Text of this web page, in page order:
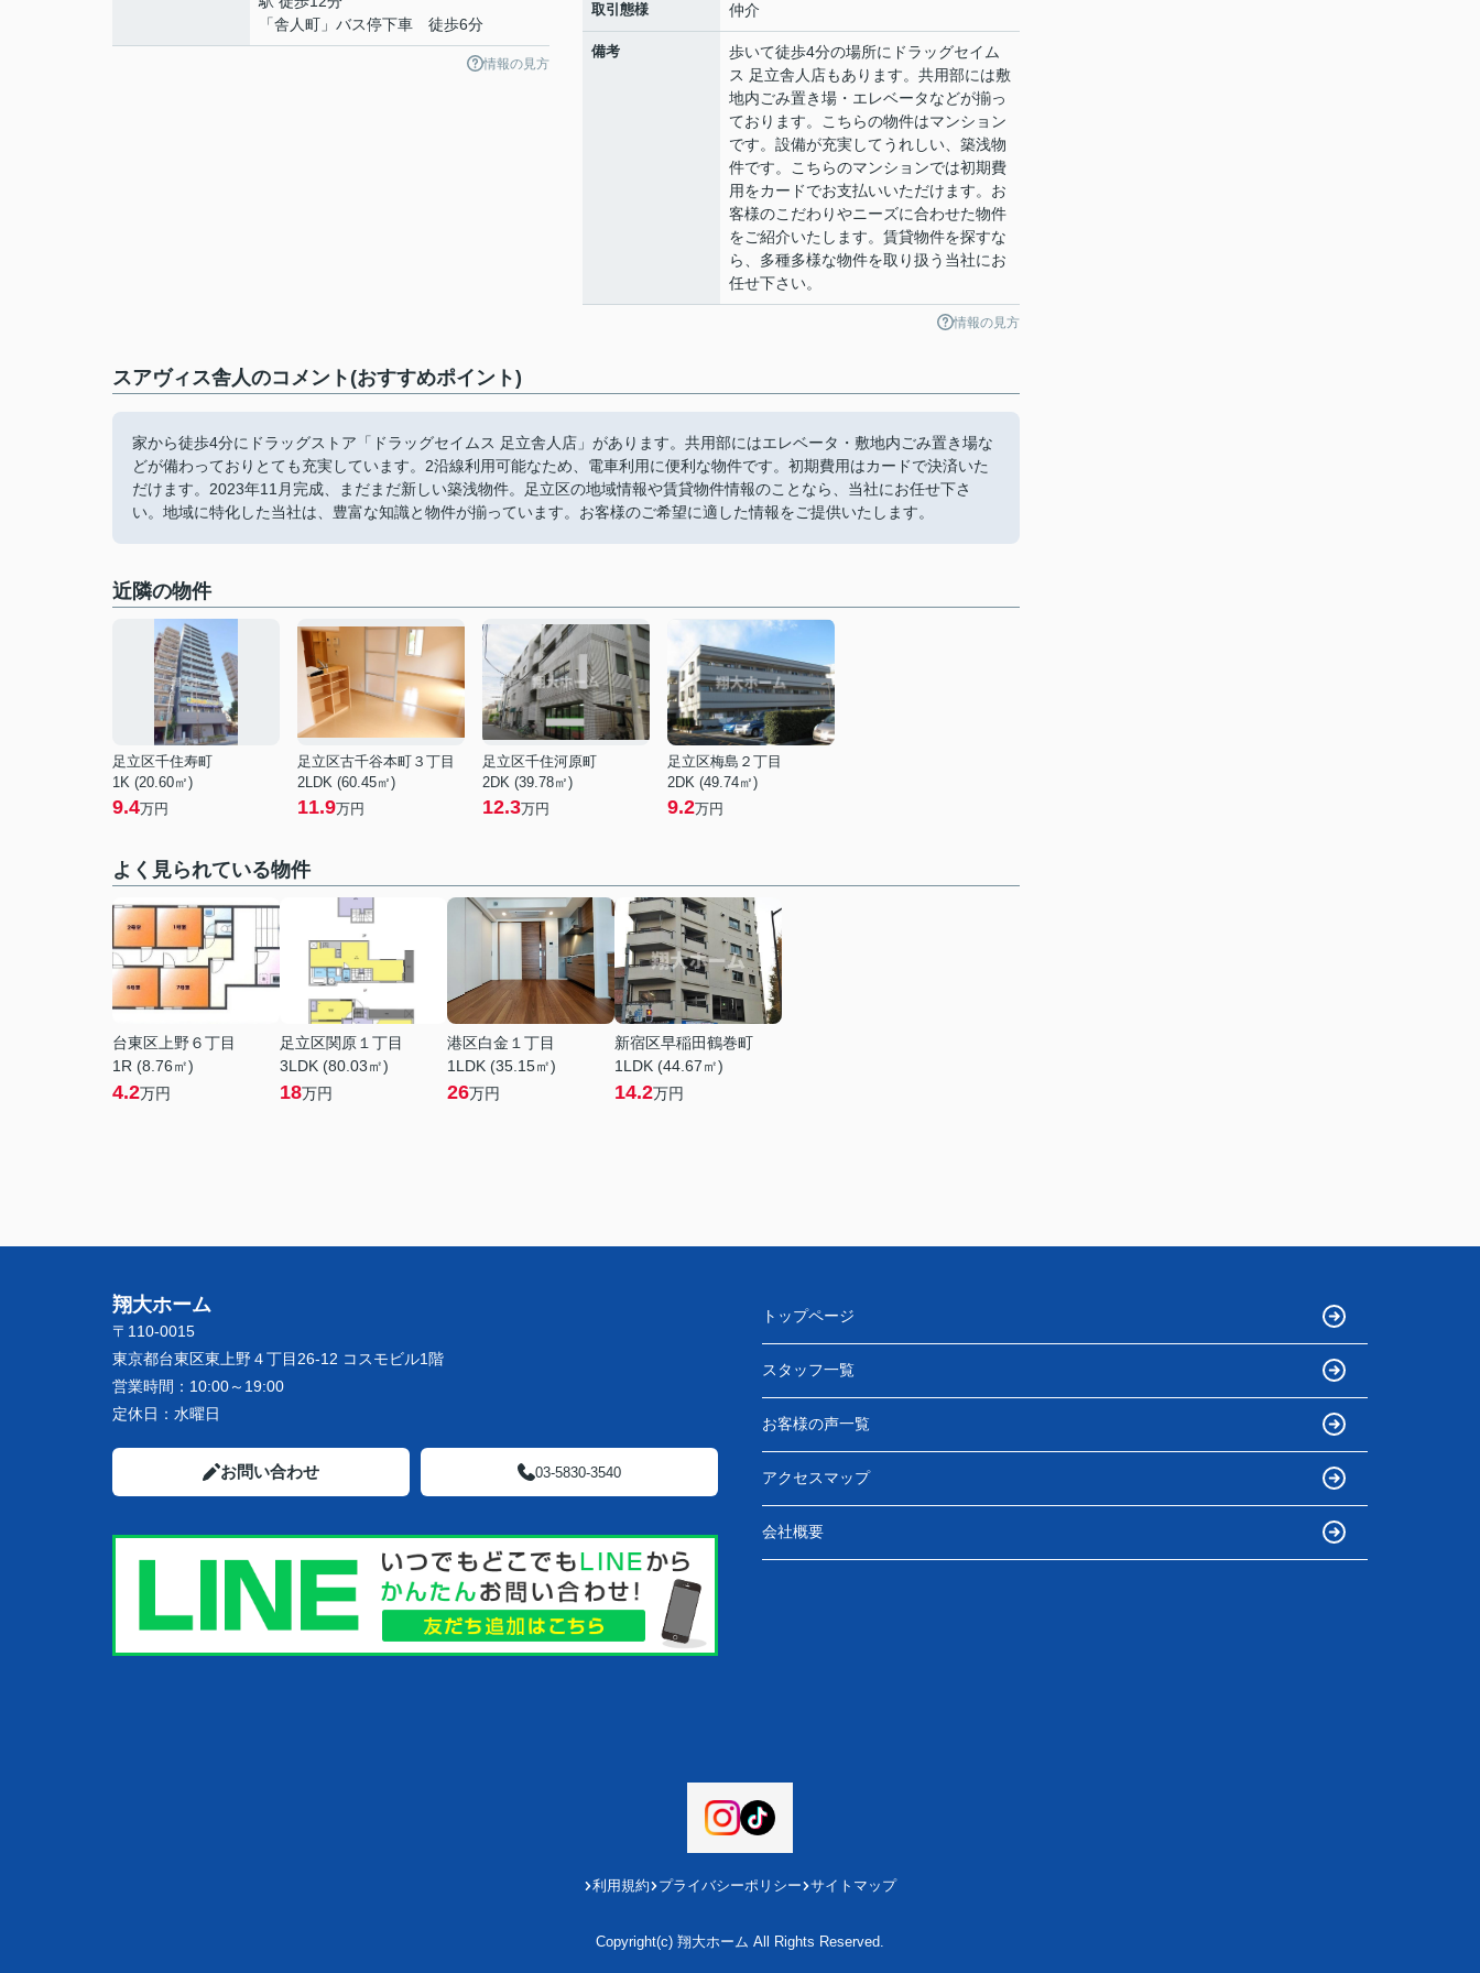
「舎人町」バス停下車 徒歩6分
情報の見方
取引態様 仲介
備考
歩いて徒歩4分の場所にドラッグセイム
ス 足立舎人店もあります。共用部には敷
地内ごみ置き場・エレベータなどが揃っ
ております。こちらの物件はマンション
です。設備が充実してうれしい、築浅物
件です。こちらのマンションでは初期費
用をカードでお支払いいただけます。お
客様のこだわりやニーズに合わせた物件
をご紹介いたします。賃貸物件を探すな
ら、多種多様な物件を取り扱う当社にお
任せ下さい。
情報の見方
スアヴィス舎人のコメント(おすすめポイント)
家から徒歩4分にドラッグストア「ドラッグセイムス 足立舎人店」があります。共用部にはエレベータ・敷地内ごみ置き場な
どが備わっておりとても充実しています。2沿線利用可能なため、電車利用に便利な物件です。初期費用はカードで決済いた
だけます。2023年11月完成、まだまだ新しい築浅物件。足立区の地域情報や賃貸物件情報のことなら、当社にお任せ下さ
い。地域に特化した当社は、豊富な知識と物件が揃っています。お客様のご希望に適した情報をご提供いたします。
近隣の物件
足立区千住寿町
1K (20.60㎡)
9.4万円
足立区古千谷本町３丁目
2LDK (60.45㎡)
11.9万円
足立区千住河原町
2DK (39.78㎡)
12.3万円
足立区梅島２丁目
2DK (49.74㎡)
9.2万円
よく見られている物件
台東区上野６丁目
1R (8.76㎡)
4.2万円
足立区関原１丁目
3LDK (80.03㎡)
18万円
港区白金１丁目
1LDK (35.15㎡)
26万円
新宿区早稲田鶴巻町
1LDK (44.67㎡)
14.2万円
翔大ホーム
〒110-0015
東京都台東区東上野４丁目26-12 コスモビル1階
営業時間： 10:00～19:00
定休日： 水曜日
お問い合わせ 03-5830-3540
トップページ
スタッフ一覧
お客様の声一覧
アクセスマップ
会社概要
利用規約 プライバシーポリシー サイトマップ
Copyright(c) 翔大ホーム All Rights Reserved.